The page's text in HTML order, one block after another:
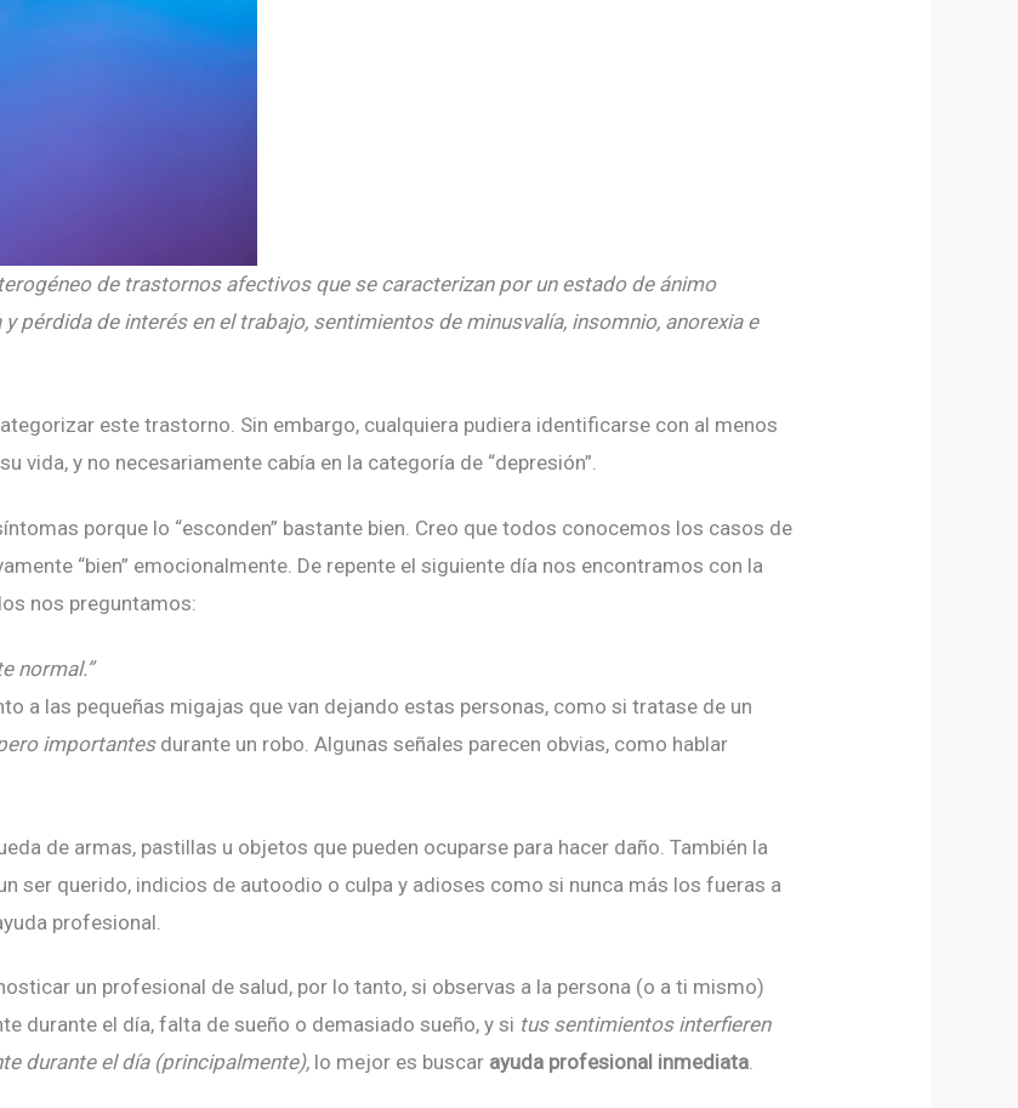
de trastornos afectivos que se caracterizan por un estado de ánimo
pérdida de interés en el trabajo, sentimientos de minusvalía, insomnio, anorexia e
este trastorno. Sin embargo, cualquiera pudiera identificarse con al menos
vida, y no necesariamente cabía en la categoría de “depresión”.
porque lo “esconden” bastante bien. Creo que todos conocemos los casos de
“bien” emocionalmente. De repente el siguiente día nos encontramos con la
nos preguntamos:
normal.”
a las pequeñas migajas que van dejando estas personas, como si tratase de un
importantesdurante un robo. Algunas señales parecen obvias, como hablar
de armas, pastillas u objetos que pueden ocuparse para hacer daño. También la
ser querido, indicios de autoodio o culpa y adioses como si nunca más los fueras a
profesional.
un profesional de salud, por lo tanto, si observas a la persona (o a ti mismo)
durante el día, falta de sueño o demasiado sueño, y si tus sentimientos interfieren
durante el día (principalmente), lo mejor es buscar ayuda profesional inmediata.